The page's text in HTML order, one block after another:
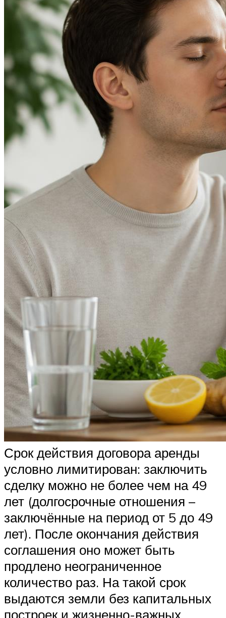
Срок действия договора аренды
условно лимитирован: заключить
сделку можно не более чем на 49
лет (долгосрочные отношения –
заключённые на период от 5 до 49
лет). После окончания действия
соглашения оно может быть
продлено неограниченное
количество раз. На такой срок
выдаются земли без капитальных
построек и жизненно-важных